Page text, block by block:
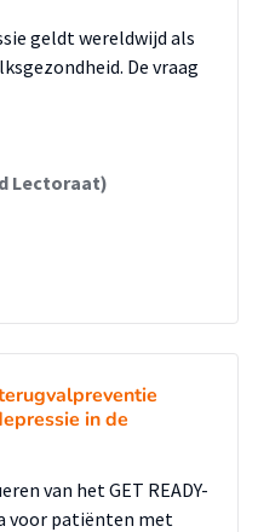
geldt wereldwijd als
De vraag
Lectoraat)
in de
van het GET READY-
voor patiënten met